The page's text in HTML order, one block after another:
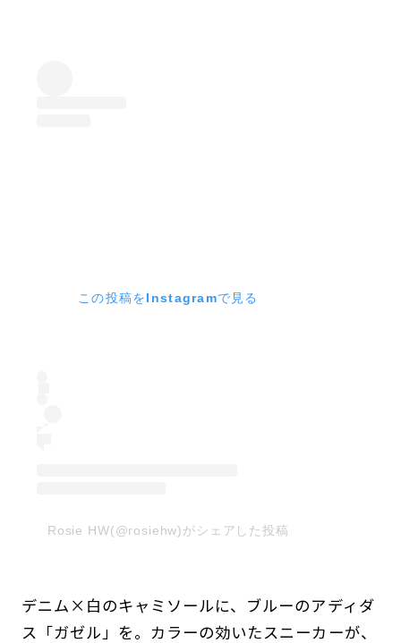
この投稿をInstagramで見る
Rosie HW(@rosiehw)がシェアした投稿
デニム×白のキャミソールに、ブルーのアディダ
ス「ガゼル」を。カラーの効いたスニーカーが、